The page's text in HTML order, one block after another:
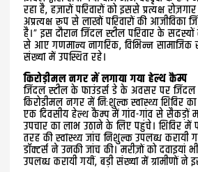
रहा है, हज़ारों परिवारों को इससे प्रत्यक्ष
अप्रत्यक्ष रूप से लाखों परिवारों की
है।” इस दौरान जिंदल स्टील परिवार के
से आए गणमान्य नागरिक, विभिन्न सामाजिक
संख्या में उपस्थित रहे।
किरोड़ीमल नगर में लगाया गया हेल्थ कैम्प
जिंदल स्टील के फाउंडर्स डे के अवसर पर जिंदल
किरोड़ीमल नगर में निःशुल्क स्वास्थ्य शिविर
एक दिवसीय हेल्थ कैम्प में गांव-गांव से सैकड़ों
उपचार का लाभ उठाने के लिए पहुंचे। शिविर में
तरह की स्वास्थ्य जांच निशुल्क उपलब्ध करायी
डॉक्टर्स ने उनकी जांच की। मरीज़ों को दवाइयां
उपलब्ध करायी गयीं, बड़ी संख्या में ग्रामीणों ने